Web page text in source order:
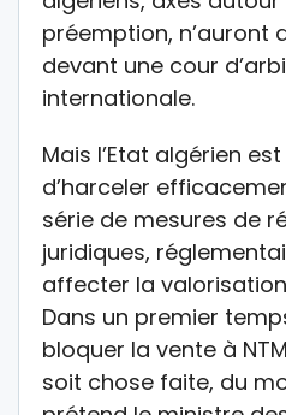
préemption, n’auront
devant une cour
internationale.
Mais l’Etat algérien
d’harceler
série de mesures de
juridiques,
affecter la
Dans un premier
bloquer la vente à
soit chose faite, du